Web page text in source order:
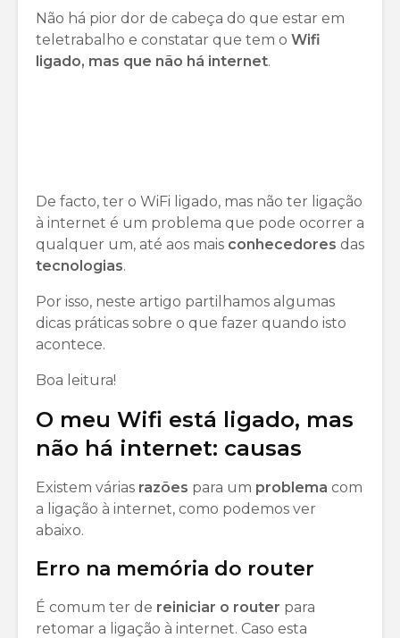
Não há pior dor de cabeça do que estar em
teletrabalho e constatar que tem o Wifi
ligado, mas que não há internet.
De facto, ter o WiFi ligado, mas não ter ligação
à internet é um problema que pode ocorrer a
qualquer um, até aos mais conhecedores das
tecnologias.
Por isso, neste artigo partilhamos algumas
dicas práticas sobre o que fazer quando isto
acontece.
Boa leitura!
O meu Wifi está ligado, mas
não há internet: causas
Existem várias razões para um problema com
a ligação à internet, como podemos ver
abaixo.
Erro na memória do router
É comum ter de reiniciar o router para
retomar a ligação à internet. Caso esta